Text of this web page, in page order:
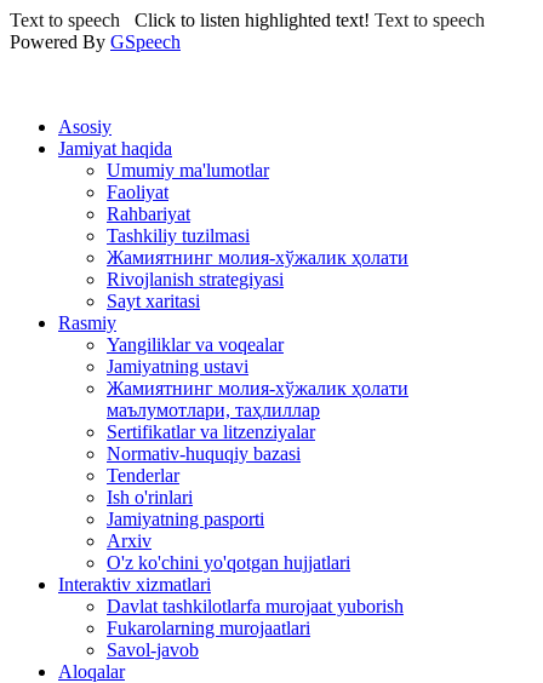
Text to speech Click to listen highlighted text! Text to speech
Powered By GSpeech
Asosiy
Jamiyat haqida
Umumiy ma'lumotlar
Faoliyat
Rahbariyat
Tashkiliy tuzilmasi
Жамиятнинг молия-хўжалик ҳолати
Rivojlanish strategiyasi
Sayt xaritasi
Rasmiy
Yangiliklar va voqealar
Jamiyatning ustavi
Жамиятнинг молия-хўжалик ҳолати
маълумотлари, таҳлиллар
Sertifikatlar va litzenziyalar
Normativ-huquqiy bazasi
Tenderlar
Ish o'rinlari
Jamiyatning pasporti
Arxiv
O'z ko'chini yo'qotgan hujjatlari
Interaktiv xizmatlari
Davlat tashkilotlarfa murojaat yuborish
Fukarolarning murojaatlari
Savol-javob
Aloqalar